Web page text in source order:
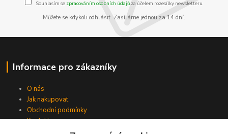
Souhlasím se zpracováním osobních údajůza účelem rozesílky newsletteru.
Můžete se kdykoli odhlásit. Zasíláme jednou za 14 dní.
Informace pro zákazníky
O nás
Jak nakupovat
Obchodní podmínky
Kontakty